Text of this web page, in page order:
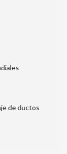
de ductos